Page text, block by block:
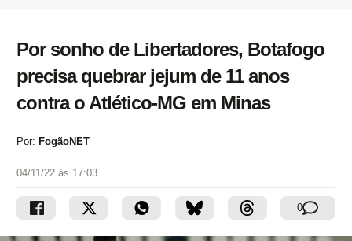
Por sonho de Libertadores, Botafogo
precisa quebrar jejum de 11 anos
contra o Atlético-MG em Minas
Por: FogãoNET
04/11/22 às 17:03
0